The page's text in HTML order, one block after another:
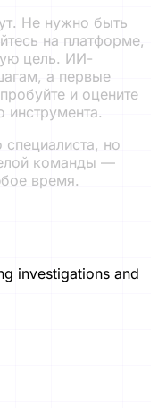
Не нужно быть
на платформе,
цель. ИИ-
а первые
и оцените
инструмента.
но
команды —
время.
investigations and